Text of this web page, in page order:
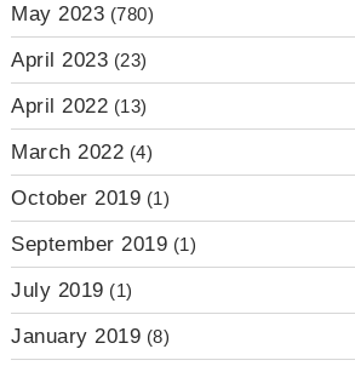
May 2023 (780)
April 2023 (23)
April 2022 (13)
March 2022 (4)
October 2019 (1)
September 2019 (1)
July 2019 (1)
January 2019 (8)